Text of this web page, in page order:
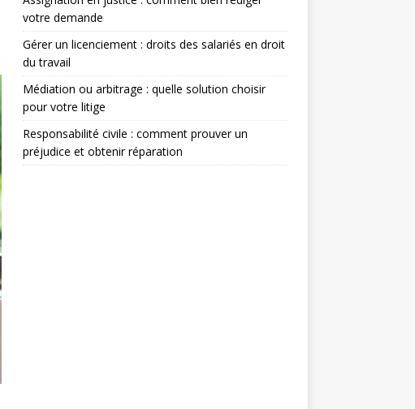
votre demande
Gérer un licenciement : droits des salariés en droit
du travail
Médiation ou arbitrage : quelle solution choisir
pour votre litige
Responsabilité civile : comment prouver un
préjudice et obtenir réparation